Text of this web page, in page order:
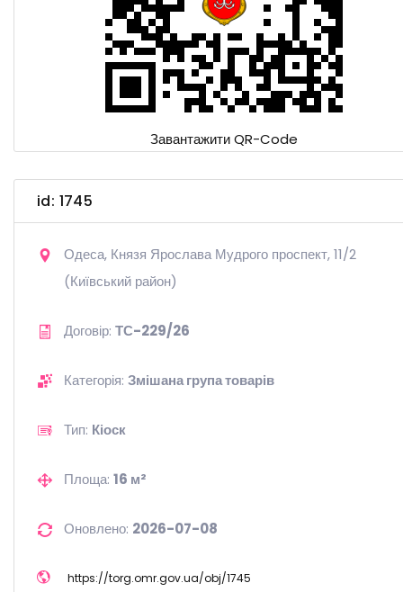
Завантажити QR-Code
id: 1745
Одеса, Князя Ярослава Мудрого проспект, 11/2
(Київський район)
Договір: ТС-229/26
Категорія: Змішана група товарів
Тип: Кіоск
Площа: 16 м²
Оновлено: 2026-07-08
https://torg.omr.gov.ua/obj/1745